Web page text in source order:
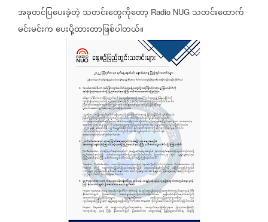
အခုတင်ပြပေးခဲ့တဲ့ သတင်းတွေကိုတော့ Radio NUG သတင်းထောက်
မင်းမင်းကပေးပို့ထားတာဖြစ်ပါတယ်။